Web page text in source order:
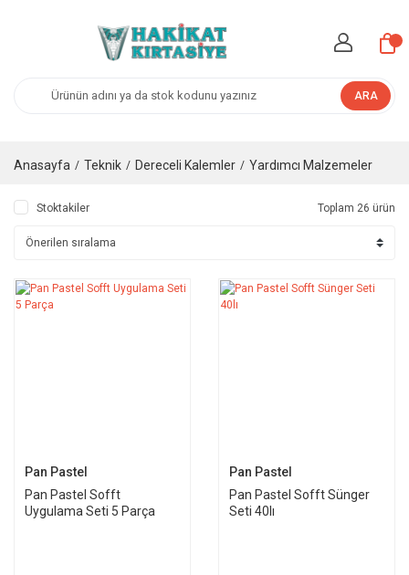
ARA
Anasayfa Teknik Dereceli Kalemler Yardımcı Malzemeler
Stoktakiler Toplam 26 ürün
Pan Pastel
Pan Pastel Sofft
Uygulama Seti 5 Parça
Pan Pastel
Pan Pastel Sofft Sünger
Seti 40lı